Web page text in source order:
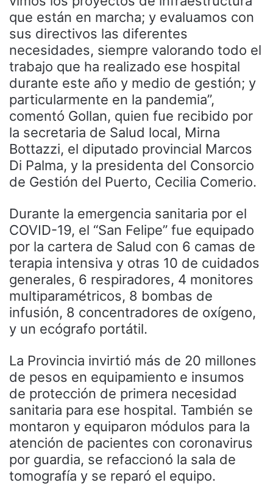
que están en marcha; y evaluamos con
sus directivos las diferentes
necesidades, siempre valorando todo el
trabajo que ha realizado ese hospital
durante este año y medio de gestión; y
particularmente en la pandemia”,
comentó Gollan, quien fue recibido por
la secretaria de Salud local, Mirna
Bottazzi, el diputado provincial Marcos
Di Palma, y la presidenta del Consorcio
de Gestión del Puerto, Cecilia Comerio.
Durante la emergencia sanitaria por el
COVID-19, el “San Felipe” fue equipado
por la cartera de Salud con 6 camas de
terapia intensiva y otras 10 de cuidados
generales, 6 respiradores, 4 monitores
multiparamétricos, 8 bombas de
infusión, 8 concentradores de oxígeno,
y un ecógrafo portátil.
La Provincia invirtió más de 20 millones
de pesos en equipamiento e insumos
de protección de primera necesidad
sanitaria para ese hospital. También se
montaron y equiparon módulos para la
atención de pacientes con coronavirus
por guardia, se refaccionó la sala de
tomografía y se reparó el equipo.